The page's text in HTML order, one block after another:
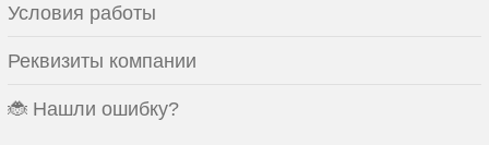
Условия работы
Реквизиты компании
🐞 Нашли ошибку?